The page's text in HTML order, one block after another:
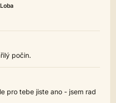
počin.
pro tebe jiste ano - jsem rad